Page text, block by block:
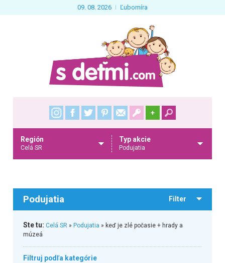
09. 08. 2026 Ľubomíra
+
Región
Celá SR
Typ akcie
Podujatia
Podujatia Filter
Ste tu: Celá SR» Podujatia » keď je zlé počasie + hrady a
múzeá
Filtruj podľa kategórie